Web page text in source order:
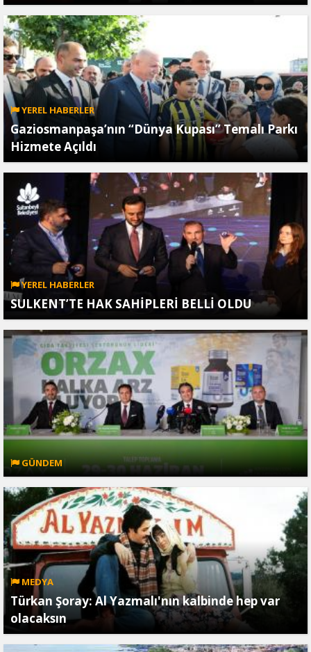
YEREL HABERLER
Gaziosmanpaşa’nın “Dünya Kupası” Temalı Parkı
Hizmete Açıldı
YEREL HABERLER
SULKENT’TE HAK SAHİPLERİ BELLİ OLDU
GÜNDEM
MEDYA
Türkan Şoray: Al Yazmalı'nın kalbinde hep var
olacaksın